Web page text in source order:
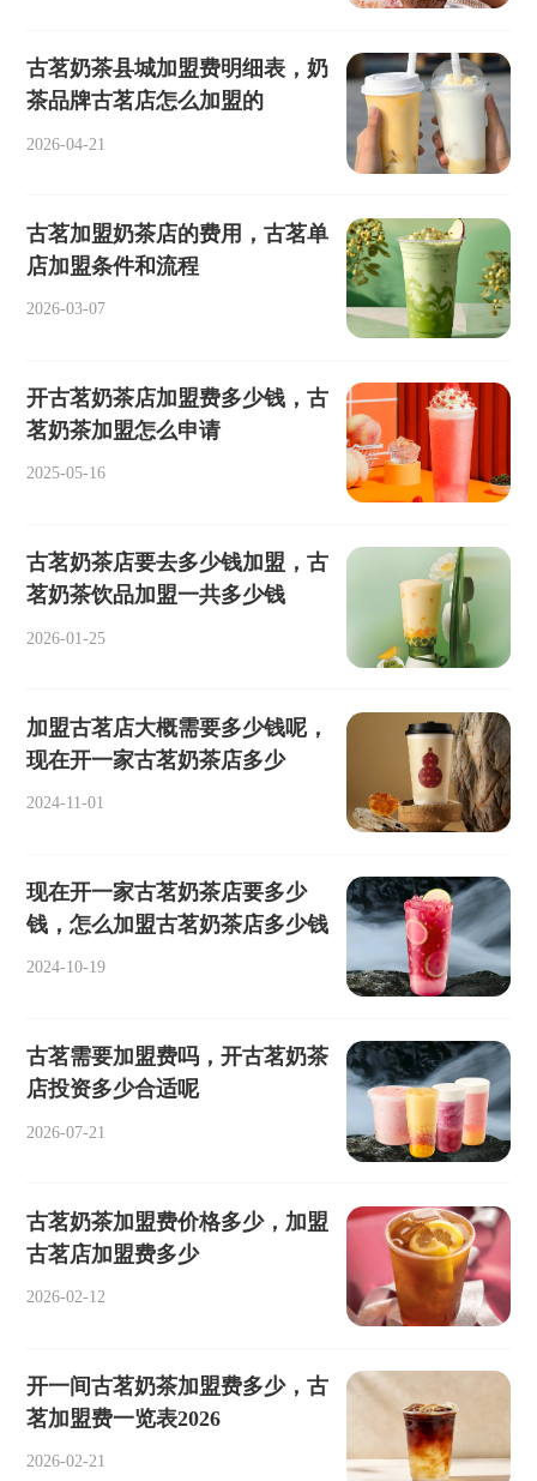
古茗奶茶县城加盟费明细表，奶
茶品牌古茗店怎么加盟的
2026-04-21
古茗加盟奶茶店的费用，古茗单
店加盟条件和流程
2026-03-07
开古茗奶茶店加盟费多少钱，古
茗奶茶加盟怎么申请
2025-05-16
古茗奶茶店要去多少钱加盟，古
茗奶茶饮品加盟一共多少钱
2026-01-25
加盟古茗店大概需要多少钱呢，
现在开一家古茗奶茶店多少
2024-11-01
现在开一家古茗奶茶店要多少
钱，怎么加盟古茗奶茶店多少钱
2024-10-19
古茗需要加盟费吗，开古茗奶茶
店投资多少合适呢
2026-07-21
古茗奶茶加盟费价格多少，加盟
古茗店加盟费多少
2026-02-12
开一间古茗奶茶加盟费多少，古
茗加盟费一览表2026
2026-02-21